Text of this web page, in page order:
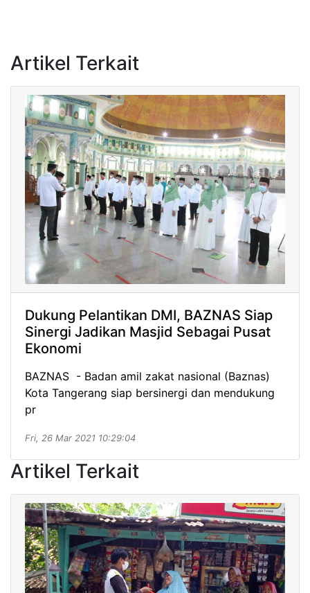
Artikel Terkait
Dukung Pelantikan DMI, BAZNAS Siap
Sinergi Jadikan Masjid Sebagai Pusat
Ekonomi
BAZNAS - Badan amil zakat nasional (Baznas)
Kota Tangerang siap bersinergi dan mendukung
pr
Fri, 26 Mar 2021 10:29:04
Artikel Terkait